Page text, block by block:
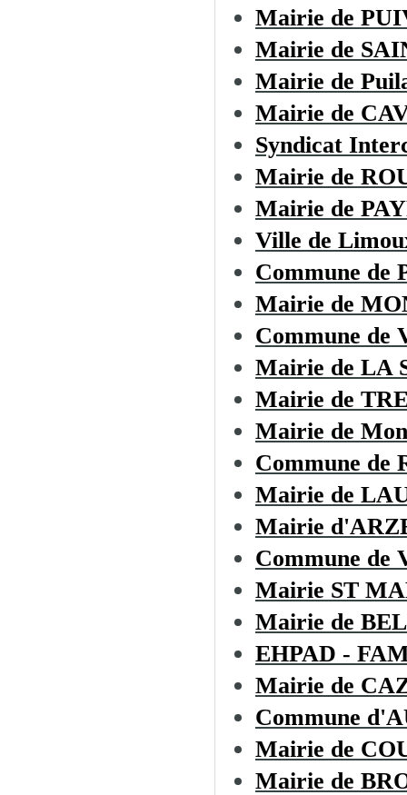
Mairie de
Mairie de
Mairie de
Mairie de
Syndicat
Mairie de
Mairie de
Ville de
Commune de
Mairie de
Commune
Mairie de LA
Mairie de
Mairie de
Commune de
Mairie de
Mairie
Commune
Mairie ST
Mairie de
EHPAD -
Mairie de
Commune
Mairie de
Mairie de